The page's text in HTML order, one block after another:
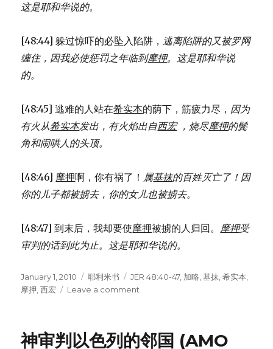
这是耶和华说的。
[48:44] 躲过惊吓的必坠入陷阱， 逃离陷阱的又被罗网
缠住， 因我必使惩罚之年临到摩押。 这是耶和华说
的。
[48:45] 逃难的人站在希实本的荫下，筋疲力尽， 因为
有火从希实本发出， 有火焰出自西宏， 烧尽摩押的鬓
角和闹哄人的头顶。
[48:46] 摩押啊，你有祸了！ 属基抹的百姓灭亡了！ 因
你的儿子都被掳去， 你的女儿也被掳去。
[48:47] 到末后，我却要使摩押被掳的人归回。 摩押受
审判的话到此为止。 这是耶和华说的。
Posted
on
January 1, 2010 Categories
耶利米书 Tags
JER 48:40-47, 加略 ,基抹 ,希实本
摩押 ,西宏 Leave a comment
路
神审判以色列的邻国 (AMO